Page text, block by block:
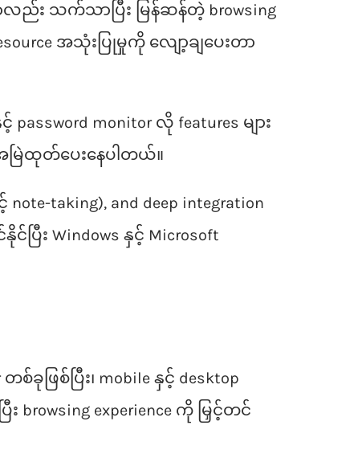
မှာလည်း သက်သာပြီး မြန်ဆန်တဲ့ browsing
အသုံးပြုမှုကို လျော့ချပေးတာ
password monitor လို features များ
မြဲထုတ်ပေးနေပါတယ်။
note-taking), and deep integration
ပြီး Windows နှင့် Microsoft
ခုဖြစ်ပြီး၊ mobile နှင့် desktop
browsing experience ကို မြှင့်တင်